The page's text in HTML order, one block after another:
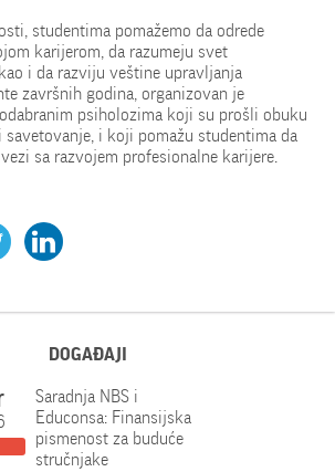
studentima pomažemo da odrede
karijerom, da razumeju svet
i da razviju veštine upravljanja
završnih godina, organizovan je
psiholozima koji su prošli obuku
savetovanje, i koji pomažu studentima da
sa razvojem profesionalne karijere.
DOGAĐAJI
Saradnja NBS i
Educonsa: Finansijska
pismenost za buduće
stručnjake